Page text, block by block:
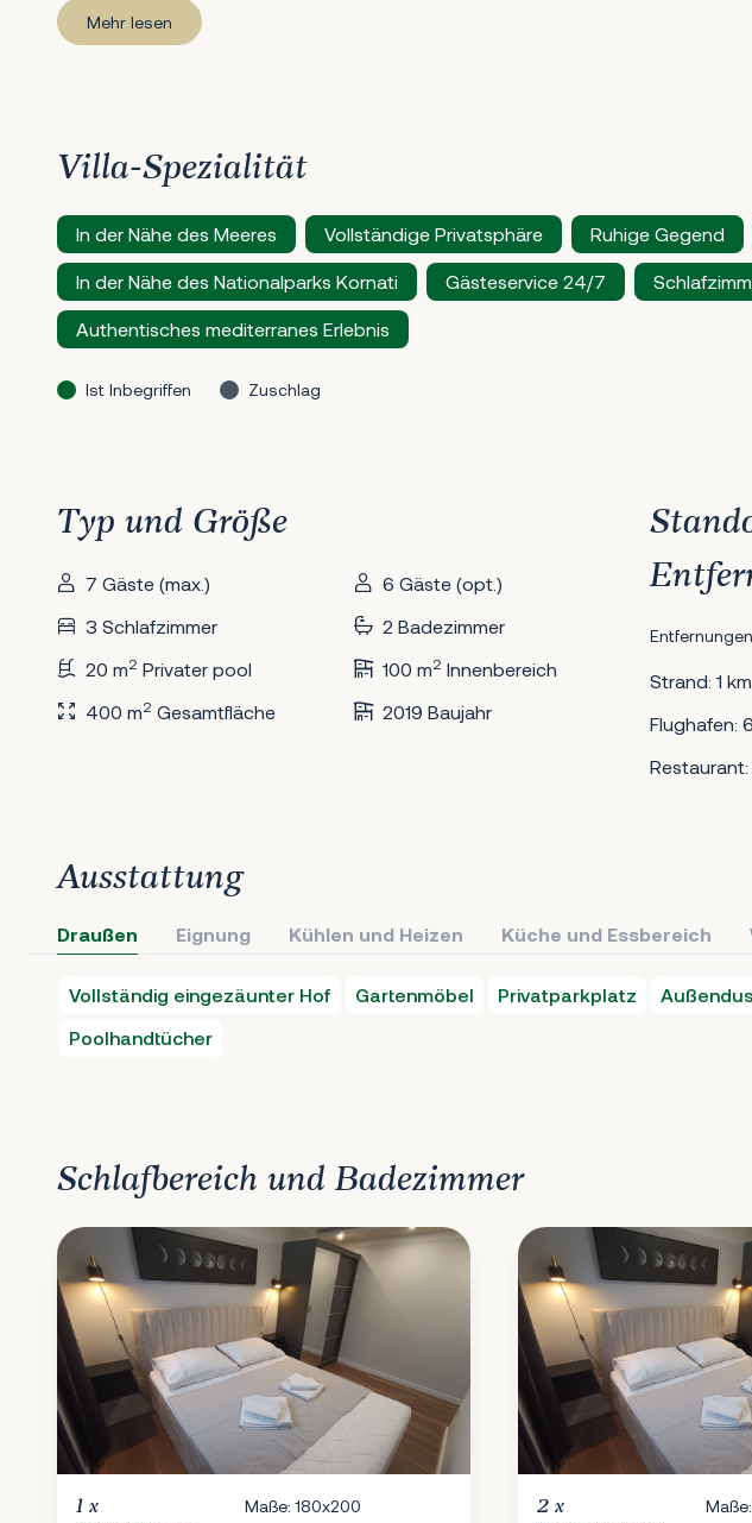
Mehr lesen
Villa-Spezialität
In der Nähe des Meeres Vollständige Privatsphäre Ruhige Gegend
In der Nähe des Nationalparks Kornati Gästeservice 24/7
Authentisches mediterranes Erlebnis
Ist Inbegriffen Zuschlag
Typ und Größe
7 Gäste (max.)
6 Gäste (opt.)
3 Schlafzimmer
2 Badezimmer
20 m2 Privater pool 100 m2 Innenbereich
400 m2 Gesamtfläche 2019 Baujahr
Entfernungen
Strand: 1 km
Flughafen:
Restaurant:
Ausstattung
Draußen Eignung Kühlen und Heizen Küche und Essbereich
Vollständig eingezäunter Hof Gartenmöbel Privatparkplatz
Poolhandtücher
Schlafbereich und Badezimmer
1 x
Maße: 180x200
2 x